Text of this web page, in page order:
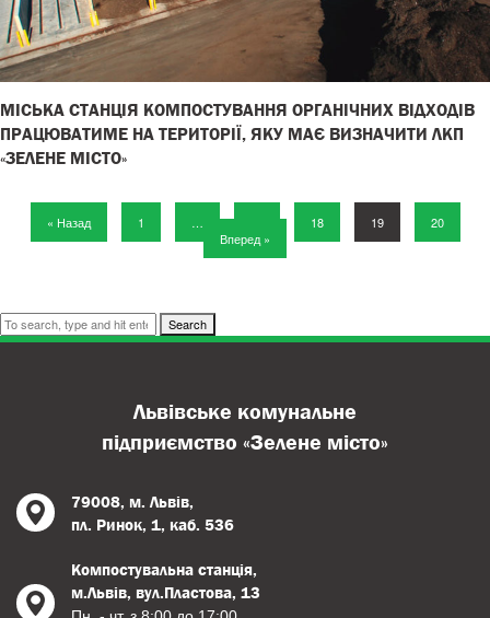
МІСЬКА СТАНЦІЯ КОМПОСТУВАННЯ ОРГАНІЧНИХ ВІДХОДІВ
ПРАЦЮВАТИМЕ НА ТЕРИТОРІЇ, ЯКУ МАЄ ВИЗНАЧИТИ ЛКП
«ЗЕЛЕНЕ МІСТО»
« Назад 1 … 18 19
20
Вперед »
Search
Львівське комунальне
підприємство «Зелене місто»
79008, м. Львів,
пл. Ринок, 1, каб. 536
Компостувальна станція,
м.Львів, вул.Пластова, 13